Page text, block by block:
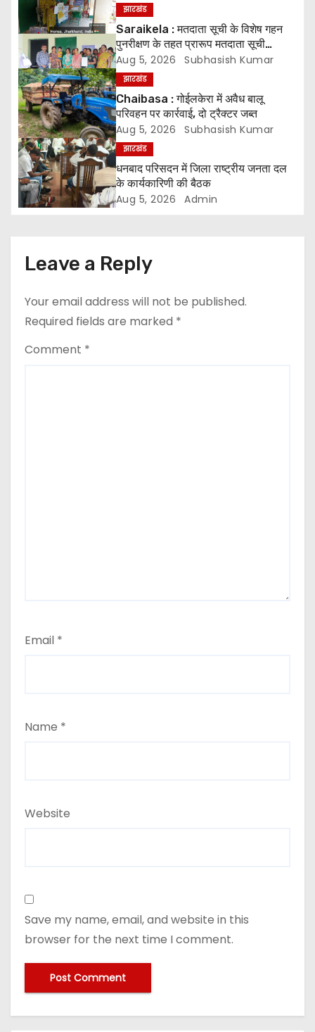
a
v
i
g
a
t
i
n
झारखंड
Saraikela : मतदाता सूची के विशेष गहन
पुनरीक्षण के तहत प्रारूप मतदाता सूची
प्रकाशित* *05 अगस्त से 04 सितंबर तक
दावे एवं आपत्तियां होंगी स्वीकार, 07 अक्टूबर
को जारी होगी अंतिम मतदाता सूची
Aug 5, 2026 Subhasish Kumar
झारखंड
Chaibasa : गोईलकेरा में अवैध बालू
परिवहन पर कार्रवाई, दो ट्रैक्टर जब्त
Aug 5, 2026 Subhasish Kumar
झारखंड
धनबाद परिसदन में जिला राष्ट्रीय जनता दल
के कार्यकारिणी की बैठक
Aug 5, 2026 Admin
Leave a Reply
Your email address will not be published.
Required fields are marked *
Comment *
Email *
Name *
Website
Save my name, email, and website in this
browser for the next time I comment.